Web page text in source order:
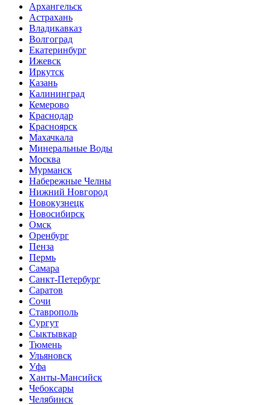
Архангельск
Астрахань
Владикавказ
Волгоград
Екатеринбург
Ижевск
Иркутск
Казань
Калининград
Кемерово
Краснодар
Красноярск
Махачкала
Минеральные Воды
Москва
Мурманск
Набережные Челны
Нижний Новгород
Новокузнецк
Новосибирск
Омск
Оренбург
Пенза
Пермь
Самара
Санкт-Петербург
Саратов
Сочи
Ставрополь
Сургут
Сыктывкар
Тюмень
Ульяновск
Уфа
Ханты-Мансийск
Чебоксары
Челябинск